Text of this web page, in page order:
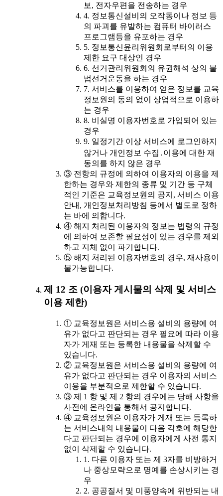
보, 전자우편을 전송하는 경우
4. 정보통신설비의 오작동이나 정보 등
의 파괴를 유발하는 컴퓨터 바이러스
프로그램등을 유포하는 경우
5. 정보통신윤리위원회로부터의 이용
제한 요구 대상인 경우
6. 선거관리위원회의 유권해석 상의 불
법선거운동을 하는 경우
7. 서비스를 이용하여 얻은 정보를 교육
정보원의 동의 없이 상업적으로 이용하
는 경우
8. 비실명 이용자번호로 가입되어 있는
경우
9. 일정기간 이상 서비스에 로그인하지
않거나 개인정보 수집․이용에 대한 재
동의를 하지 않은 경우
③ 전항의 규정에 의하여 이용자의 이용을 제
한하는 경우와 제한의 종류 및 기간 등 구체
적인 기준은 교육정보원의 공지, 서비스 이용
안내, 개인정보처리방침 등에서 별도로 정하
는 바에 의합니다.
④ 해지 처리된 이용자의 정보는 법령의 규정
에 의하여 보존할 필요성이 있는 경우를 제외
하고 지체 없이 파기합니다.
⑤ 해지 처리된 이용자번호의 경우, 재사용이
불가능합니다.
제 12 조 (이용자 게시물의 삭제 및 서비스
이용 제한)
① 교육정보원은 서비스용 설비의 용량에 여
유가 없다고 판단되는 경우 필요에 따라 이용
자가 게재 또는 등록한 내용물을 삭제할 수
있습니다.
② 교육정보원은 서비스용 설비의 용량에 여
유가 없다고 판단되는 경우 이용자의 서비스
이용을 부분적으로 제한할 수 있습니다.
③ 제 1 항 및 제 2 항의 경우에는 당해 사항을
사전에 온라인을 통해서 공지합니다.
④ 교육정보원은 이용자가 게재 또는 등록하
는 서비스내의 내용물이 다음 각호에 해당한
다고 판단되는 경우에 이용자에게 사전 통지
없이 삭제할 수 있습니다.
1. 다른 이용자 또는 제 3자를 비방하거
나 중상모략으로 명예를 손상시키는 경
우
2. 공공질서 및 미풍양속에 위반되는 내